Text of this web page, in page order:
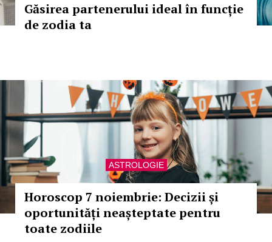
Găsirea partenerului ideal în funcție
de zodia ta
ASTROLOGIE
Horoscop 7 noiembrie: Decizii și
oportunități neașteptate pentru
toate zodiile